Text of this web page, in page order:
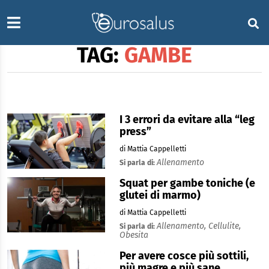
TAG: GAMBE
I 3 errori da evitare alla “leg
press”
di Mattia Cappelletti
Si parla di:Allenamento
Squat per gambe toniche (e
glutei di marmo)
di Mattia Cappelletti
Si parla di:Allenamento, Cellulite,
Obesita
Per avere cosce più sottili,